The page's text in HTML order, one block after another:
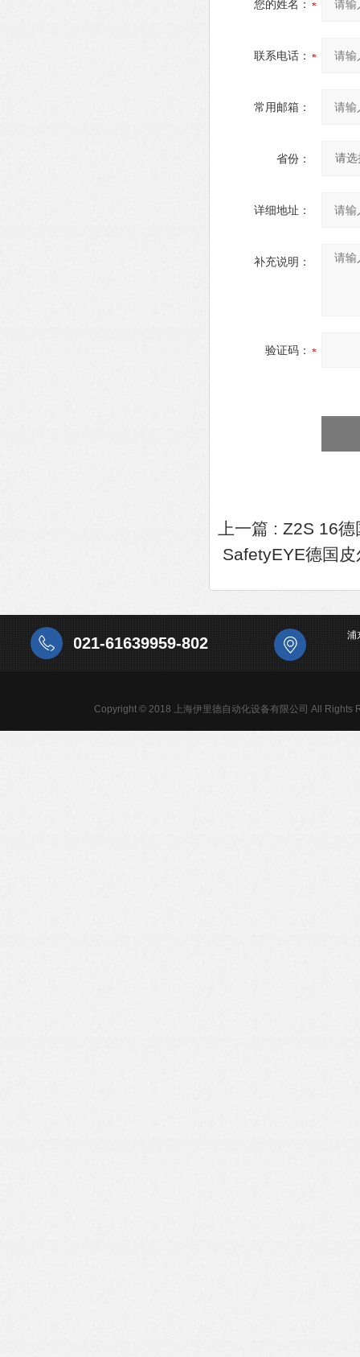
您的姓名：
联系电话：
常用邮箱：
省份：
详细地址：
补充说明：
验证码：
上一篇 : Z2S 16德
SafetyEYE德国
021-61639959-802 浦
Copyright © 2018 上海伊里德自动化设备有限公司 All Rights